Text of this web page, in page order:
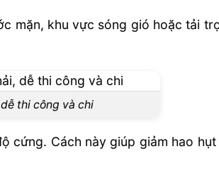
mặn, khu vực sóng gió hoặc tải
thi công và chi
cứng. Cách này giúp giảm hao